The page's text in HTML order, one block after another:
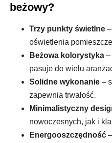
beżowy?
Trzy punkty świetlne
oświetlenia
Beżowa kolorystyka –
pasuje do wielu
Solidne wykonanie –
zapewnia trwałość.
Minimalistyczny
nowoczesnych, jak i
Energooszczędność